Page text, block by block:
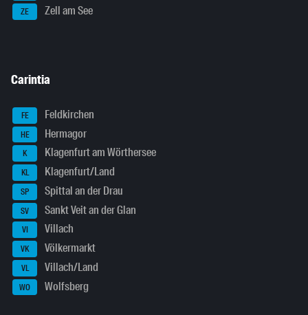
ZE Zell am See
Carintia
FE Feldkirchen
HE Hermagor
K Klagenfurt am Wörthersee
KL Klagenfurt/Land
SP Spittal an der Drau
SV Sankt Veit an der Glan
VI Villach
VK Völkermarkt
VL Villach/Land
WO Wolfsberg